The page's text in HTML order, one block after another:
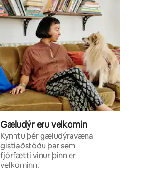
Gæludýr eru velkomin
Kynntu þér gæludýravæna
gistiaðstöðu þar sem
fjórfætti vinur þinn er
velkominn.